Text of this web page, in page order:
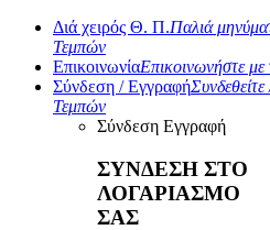
Διά χειρός Θ. Π.Παλιά
Τεμπών
ΕπικοινωνίαΕπικοινωνήστε
Σύνδεση / Εγγραφή
Τεμπών
Σύνδεση Εγγραφή
ΣΥΝΔΕΣΗ ΣΤΟ
ΛΟΓΑΡΙΑΣΜΟ
ΣΑΣ